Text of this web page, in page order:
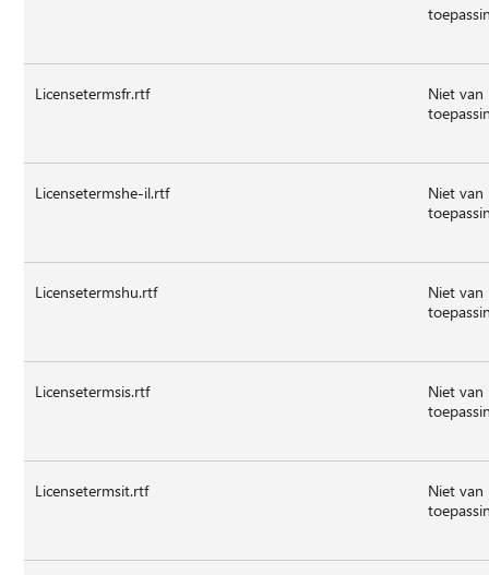
Licensetermsfr.rtf
Niet van
Licensetermshe-il.rtf
Niet van
Licensetermshu.rtf
Niet van
Licensetermsis.rtf
Niet van
Licensetermsit.rtf
Niet van